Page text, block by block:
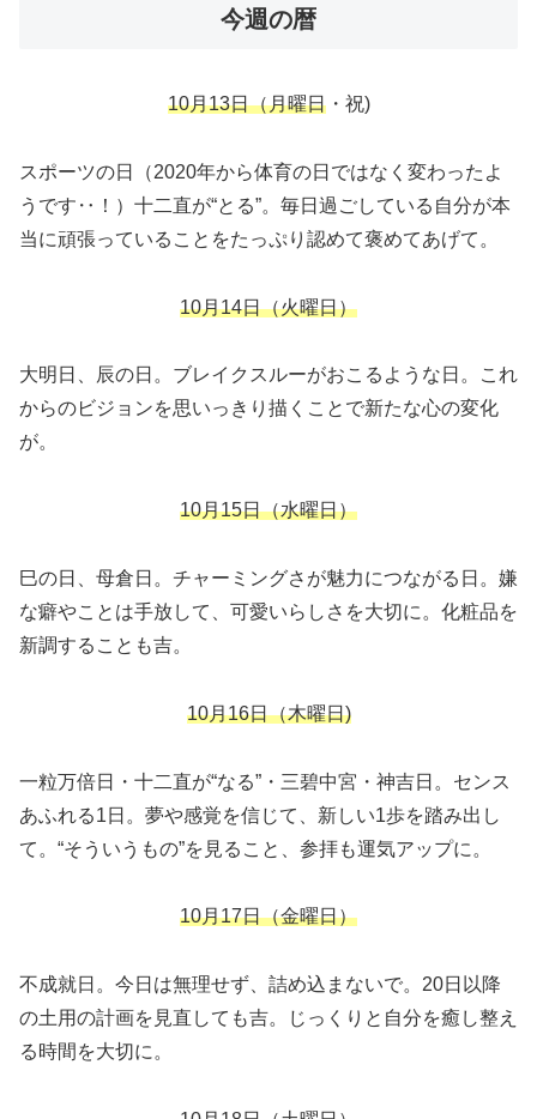
今週の暦
10月13日（月曜日・祝)
スポーツの日（2020年から体育の日ではなく変わったよ
うです‥！）十二直が“とる”。毎日過ごしている自分が本
当に頑張っていることをたっぷり認めて褒めてあげて。
10月14日（火曜日）
大明日、辰の日。ブレイクスルーがおこるような日。これ
からのビジョンを思いっきり描くことで新たな心の変化
が。
10月15日（水曜日）
巳の日、母倉日。チャーミングさが魅力につながる日。嫌
な癖やことは手放して、可愛いらしさを大切に。化粧品を
新調することも吉。
10月16日（木曜日)
一粒万倍日・十二直が“なる”・三碧中宮・神吉日。センス
あふれる1日。夢や感覚を信じて、新しい1歩を踏み出し
て。“そういうもの”を見ること、参拝も運気アップに。
10月17日（金曜日）
不成就日。今日は無理せず、詰め込まないで。20日以降
の土用の計画を見直しても吉。じっくりと自分を癒し整え
る時間を大切に。